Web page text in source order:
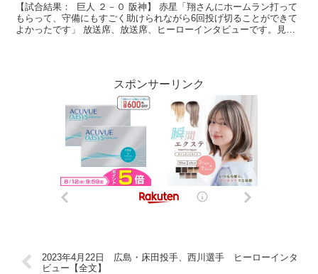
【試合結果： 巨人 ２－０ 阪神】 赤星「翔さんにホームラン打って
もらって、守備にもすごく助けられながら6回投げ切ることができて
よかったです」 放送席、放送席、ヒーローインタビューです。見事6
スポンサーリンク
2023年4月22日 広島・床田投手、西川選手 ヒーローインタ
ビュー【全文】